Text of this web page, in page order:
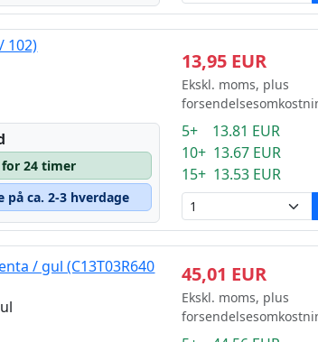
102)
for 24 timer
på ca. 2-3 hverdage
13,95 EUR
Ekskl. moms, plus
5+ 13.81 EUR
10+ 13.67 EUR
15+ 13.53 EUR
/ gul (C13T03R640
45,01 EUR
Ekskl. moms, plus